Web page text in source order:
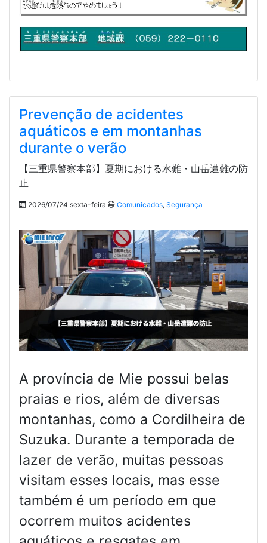
Prevenção de acidentes
aquáticos e em montanhas
durante o verão
【三重県警察本部】夏期における水難・山岳遭難の防
止
2026/07/24 sexta-feira Comunicados, Segurança
A província de Mie possui belas
praias e rios, além de diversas
montanhas, como a Cordilheira de
Suzuka. Durante a temporada de
lazer de verão, muitas pessoas
visitam esses locais, mas esse
também é um período em que
ocorrem muitos acidentes